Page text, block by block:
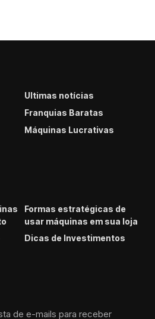
Últimas notícias
Franquias Baratas
Máquinas Lucrativas
Formas estratégicas de
usar máquinas em sua loja
Dicas de Investimentos
de e-mails para receber